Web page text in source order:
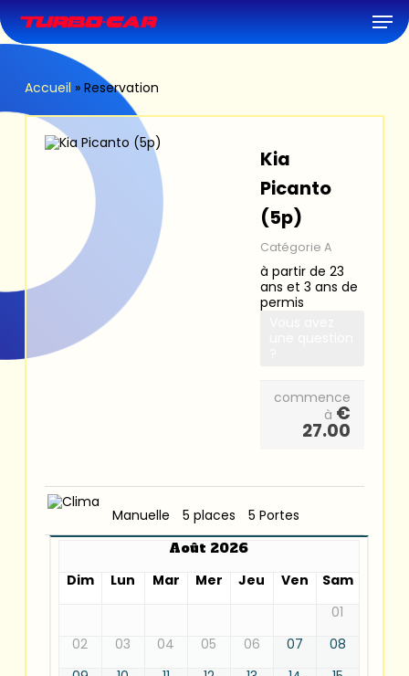
to
main
content
Accueil » Reservation
Kia
Picanto
(5p)
Catégorie A
à partir de 23
ans et 3 ans de
permis
commence
à €
27.00
Manuelle 5 places
5 Portes
Août 2026
Dim
Lun Mar Mer Jeu Ven
Sam
01
02
03 04 05 06 07
08